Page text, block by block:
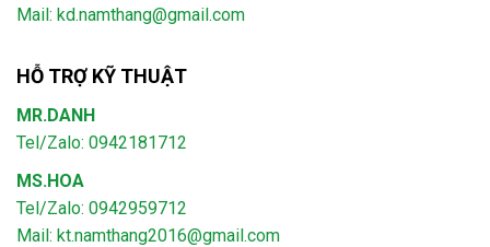
Mail: kd.namthang@gmail.com
HỖ TRỢ KỸ THUẬT
MR.DANH
Tel/Zalo: 0942181712
MS.HOA
Tel/Zalo: 0942959712
Mail: kt.namthang2016@gmail.com